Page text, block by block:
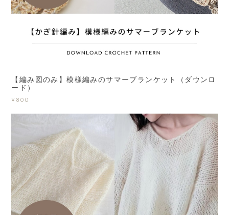
【編み図のみ】模様編みのサマーブランケット（ダウンロ
ード）
¥800